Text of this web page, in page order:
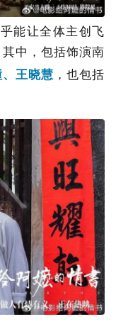
能让全体主创飞
中，包括饰演南
王晓慧 ，也包括